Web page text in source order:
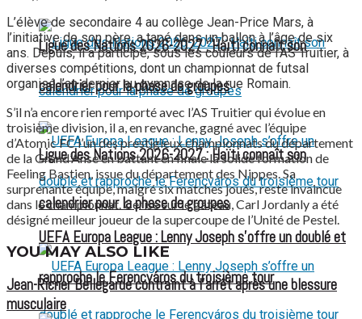
Ligue des Nations 2026-2027 : Haïti connaît son
calendrier pour la phase de groupes
Ligue des Nations 2026-2027 : Haïti connaît son
calendrier pour la phase de groupes
UEFA Europa League : Lenny Joseph s’offre un doublé et
rapproche le Ferencváros du troisième tour
L’élève de secondaire 4 au collège Jean-Price Mars, à
l’initiative de son père, a tapé dans un ballon à l’âge de six
ans. Depuis, il a participé, sous les couleurs de l’AS Truitier, à
diverses compétitions, dont un championnat de futsal
organisé l’an dernier au gymnase de la rue Romain.
S’il n’a encore rien remporté avec l’AS Truitier qui évolue en
troisième division, il a, en revanche, gagné avec l’équipe
d’Atomic FC l’un des prestigieux championnats du département
de la Grand’Anse en battant en finale la solide formation de
Feeling Bastien, issue du département des Nippes. Sa
surprenante équipe, malgré six matches joués, reste invaincue
dans le championnat. Cerise sur le gâteau, Carl Jordanly a été
désigné meilleur joueur de la supercoupe de l’Unité de Pestel.
YOU MAY ALSO LIKE
Jean-Ricner Bellegarde contraint à l’arrêt après une blessure
musculaire